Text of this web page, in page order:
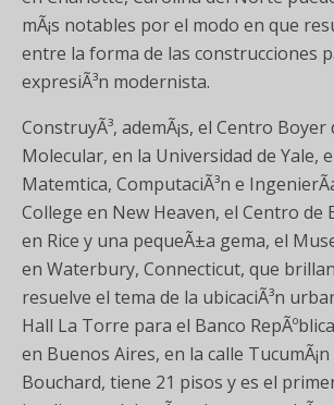
mÃ¡s notables por el modo en que
entre la forma de las construcciones
expresiÃ³n modernista.
ConstruyÃ³, ademÃ¡s, el Centro Boyer
Molecular, en la Universidad de Yale,
Matemtica, ComputaciÃ³n e
College en New Heaven, el Centro de
en Rice y una pequeÃ±a gema, el
en Waterbury, Connecticut, que
resuelve el tema de la ubicaciÃ³n
Hall La Torre para el Banco
en Buenos Aires, en la calle
Bouchard, tiene 21 pisos y es el